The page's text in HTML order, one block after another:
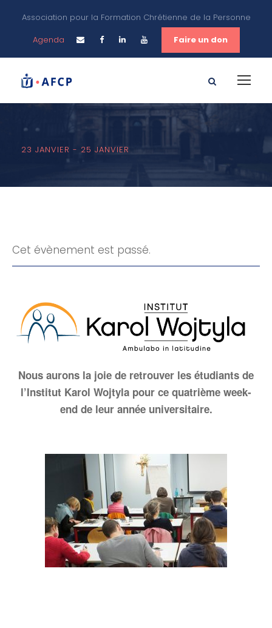
Association pour la Formation Chrétienne de la Personne
Agenda
Faire un don
23 JANVIER - 25 JANVIER
Cet évènement est passé.
Nous aurons la joie de retrouver les étudiants de
l’Institut Karol Wojtyla pour ce quatrième week-
end de leur année universitaire.